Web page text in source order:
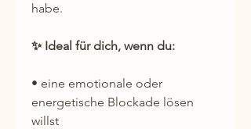
habe.
✨ Ideal für dich, wenn du:
• eine emotionale oder
energetische Blockade lösen
willst